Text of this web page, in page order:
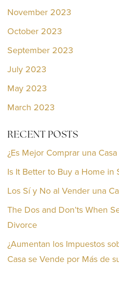
November 2023
October 2023
September 2023
July 2023
May 2023
March 2023
RECENT POSTS
¿Es Mejor Comprar una
Is It Better to Buy a Home in
Los Sí y No al Vender una
The Dos and Don’ts When
Divorce
¿Aumentan los Impuestos
Casa se Vende por Más de